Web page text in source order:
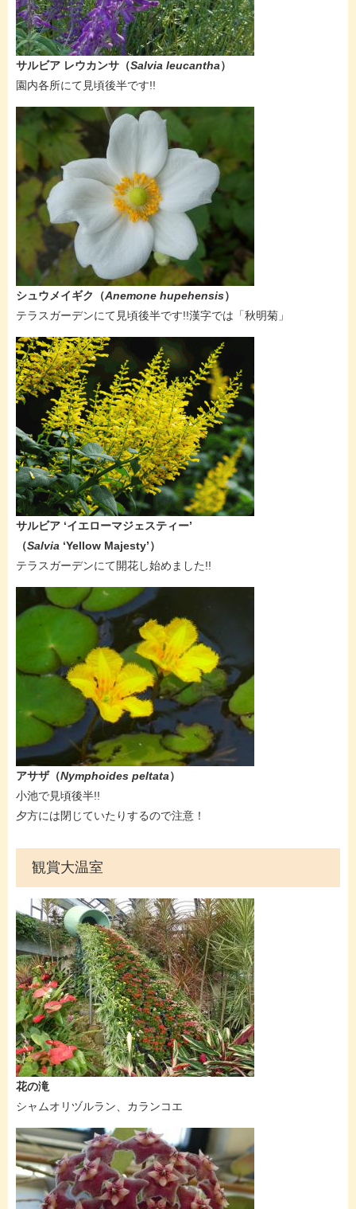
サルビア レウカンサ （Salvia leucantha）
​園内各所にて見頃後半です!!
シュウメイギク​（Anemone hupehensis）
​​テラスガーデンにて見頃後半です!!漢字では「秋明菊」
サルビア ‘イエローマジェスティー’
（Salvia ‘Yellow Majesty’​）
​​テラスガーデンにて開花し始めました!!
アサザ​（Nymphoides peltata）
​小池で見頃後半!!
夕方には閉じていたりするので注意！
観賞大温室
​花の滝
シャムオリヅルラン、カランコエ​